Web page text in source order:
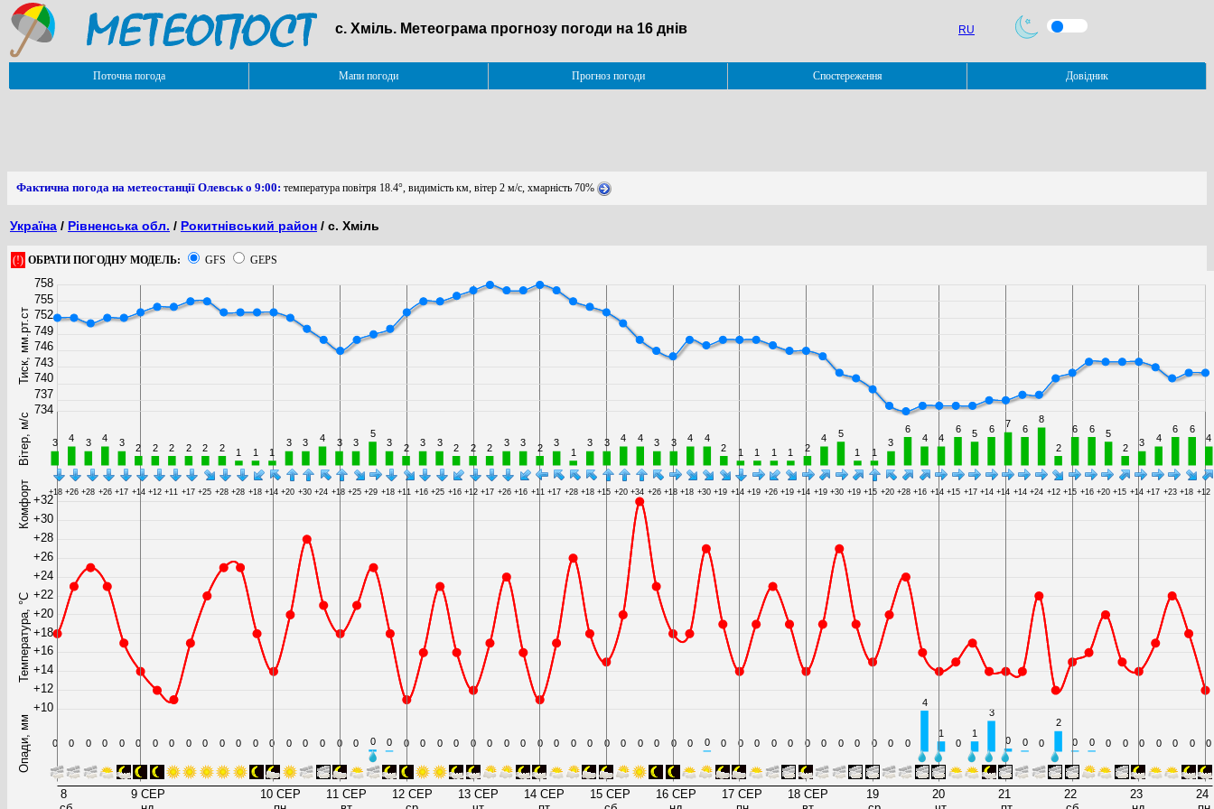
с. Хміль. Метеограма прогнозу погоди на 16 днів RU
Поточна погода Мапи погоди Прогноз погоди Спостереження Довідник
Фактична погода на метеостанції Олевськ о 9:00: температура повітря 18.4°, видимість км, вітер 2 м/с, хмарність 70%
Україна / Рівненська обл. / Рокитнівський район / с. Хміль
(!) ОБРАТИ ПОГОДНУ МОДЕЛЬ: GFS GEPS